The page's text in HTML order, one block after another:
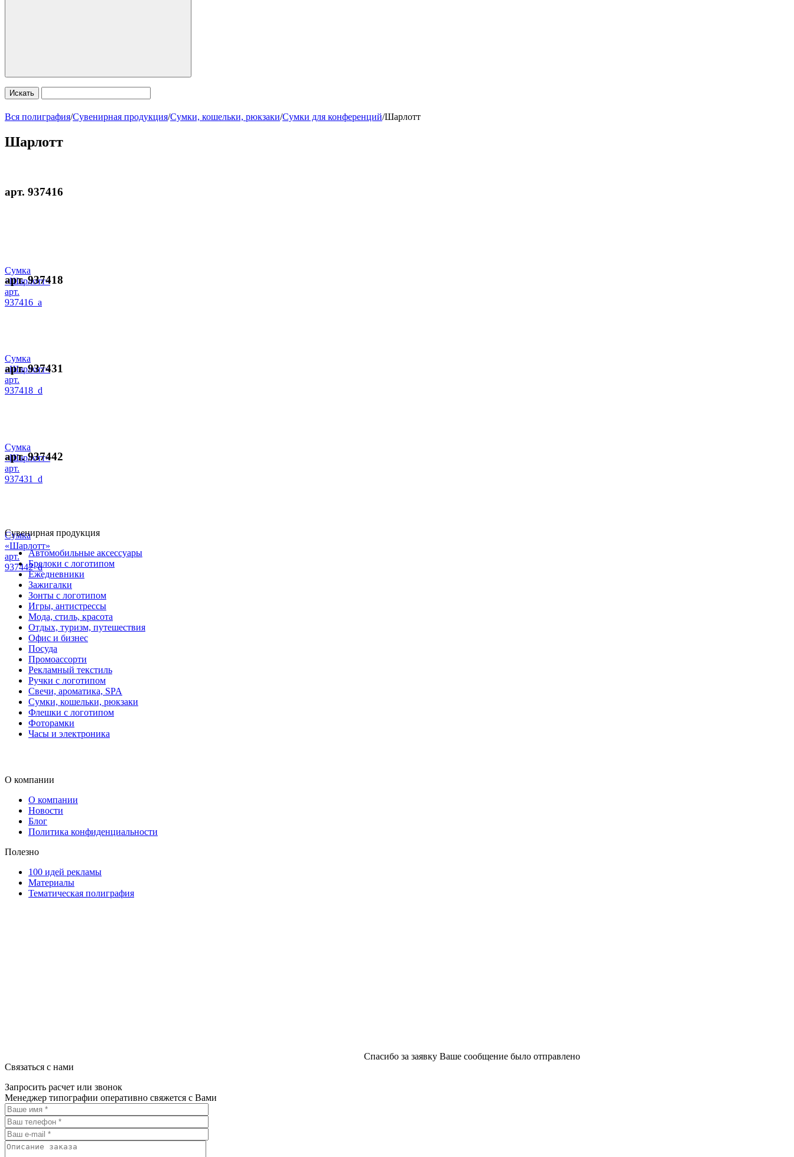
Искать
Вся полиграфия/Сувенирная продукция/Сумки, кошельки, рюкзаки/Сумки для конференций/Шарлотт
Шарлотт
арт. 937416
Сумка
«Шарлотт»
арт.
937416_a
арт. 937418
Сумка
«Шарлотт»
арт.
937418_d
арт. 937431
Сумка
«Шарлотт»
арт.
937431_d
арт. 937442
Сумка
«Шарлотт»
арт.
937442_d
Сувенирная продукция
Автомобильные аксессуары
Брелоки с логотипом
Ежедневники
Зажигалки
Зонты с логотипом
Игры, антистрессы
Мода, стиль, красота
Отдых, туризм, путешествия
Офис и бизнес
Посуда
Промоассорти
Рекламный текстиль
Ручки с логотипом
Свечи, ароматика, SPA
Сумки, кошельки, рюкзаки
Флешки с логотипом
Фоторамки
Часы и электроника
О компании
О компании
Новости
Блог
Политика конфиденциальности
Полезно
100 идей рекламы
Материалы
Тематическая полиграфия
Спасибо за заявку Ваше сообщение было отправлено
Связаться с нами
Запросить расчет или звонок
Менеджер типографии оперативно свяжется с Вами